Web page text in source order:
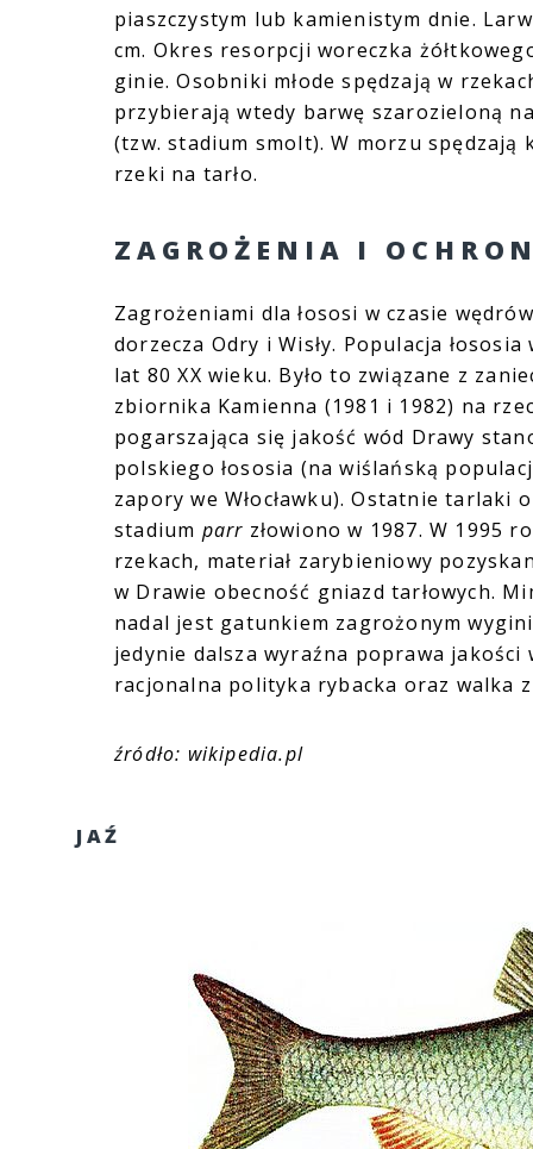
piaszczystym lub kamienistym dnie.
cm. Okres resorpcji woreczka
ginie. Osobniki młode spędzają w
przybierają wtedy barwę szarozieloną
(tzw. stadium smolt). W morzu spędzają
rzeki na tarło.
ZAGROŻENIA I
Zagrożeniami dla łososi w czasie
dorzecza Odry i Wisły. Populacja
lat 80 XX wieku. Było to związane z
zbiornika Kamienna (1981 i 1982) na
pogarszająca się jakość wód Drawy
polskiego łososia (na wiślańską
zapory we Włocławku). Ostatnie tarlaki
stadium parr złowiono w 1987. W 1995
rzekach, materiał zarybieniowy
w Drawie obecność gniazd tarłowych.
nadal jest gatunkiem zagrożonym
jedynie dalsza wyraźna poprawa
racjonalna polityka rybacka oraz walka z
źródło: wikipedia.pl
JAŹ